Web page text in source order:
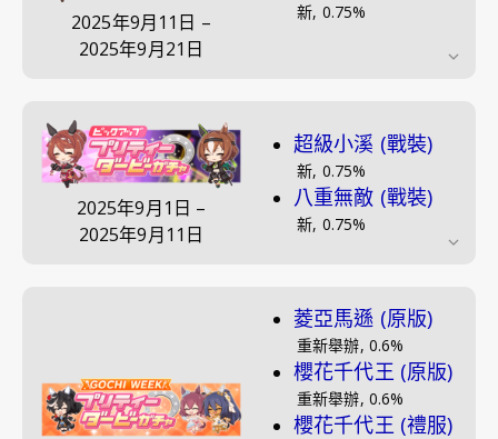
2025年9月11日 –
2025年9月21日
新, 0.75%
2025年9月1日 –
2025年9月11日
超級小溪 (戰裝)
新, 0.75%
八重無敵 (戰裝)
新, 0.75%
菱亞馬遜 (原版)
重新舉辦, 0.6%
櫻花千代王 (原版)
重新舉辦, 0.6%
櫻花千代王 (禮服)